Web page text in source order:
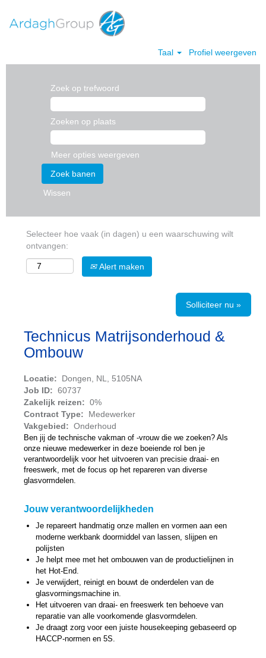
Taal Profiel weergeven
Zoek op trefwoord
Zoeken op plaats
Meer opties weergeven
Wissen
Selecteer hoe vaak (in dagen) u een waarschuwing wilt
ontvangen:
Alert maken
Solliciteer nu »
Technicus Matrijsonderhoud &
Ombouw
Locatie: Dongen, NL, 5105NA
Job ID: 60737
Zakelijk reizen: 0%
Contract Type: Medewerker
Vakgebied: Onderhoud
Ben jij de technische vakman of -vrouw die we zoeken? Als
onze nieuwe medewerker in deze boeiende rol ben je
verantwoordelijk voor het uitvoeren van precisie draai- en
freeswerk, met de focus op het repareren van diverse
glasvormdelen.
Jouw verantwoordelijkheden
Je repareert handmatig onze mallen en vormen aan een
moderne werkbank doormiddel van lassen, slijpen en
polijsten
Je helpt mee met het ombouwen van de productielijnen in
het Hot-End.
Je verwijdert, reinigt en bouwt de onderdelen van de
glasvormingsmachine in.
Het uitvoeren van draai- en freeswerk ten behoeve van
reparatie van alle voorkomende glasvormdelen.
Je draagt zorg voor een juiste housekeeping gebaseerd op
HACCP-normen en 5S.